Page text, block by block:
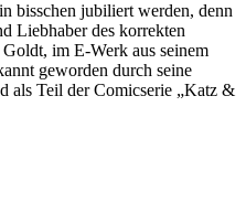
bisschen jubiliert werden, denn
Liebhaber des korrekten
im E-Werk aus seinem
geworden durch seine
als Teil der Comicserie „Katz &